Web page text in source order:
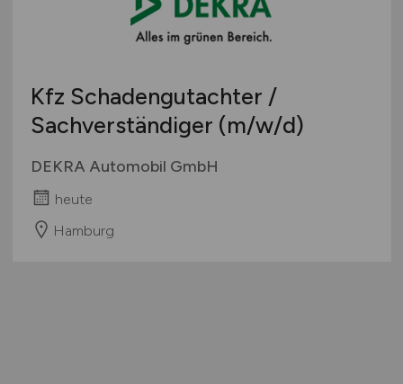
Kfz Schadengutachter /
Sachverständiger (m/w/d)
DEKRA Automobil GmbH
heute
Hamburg